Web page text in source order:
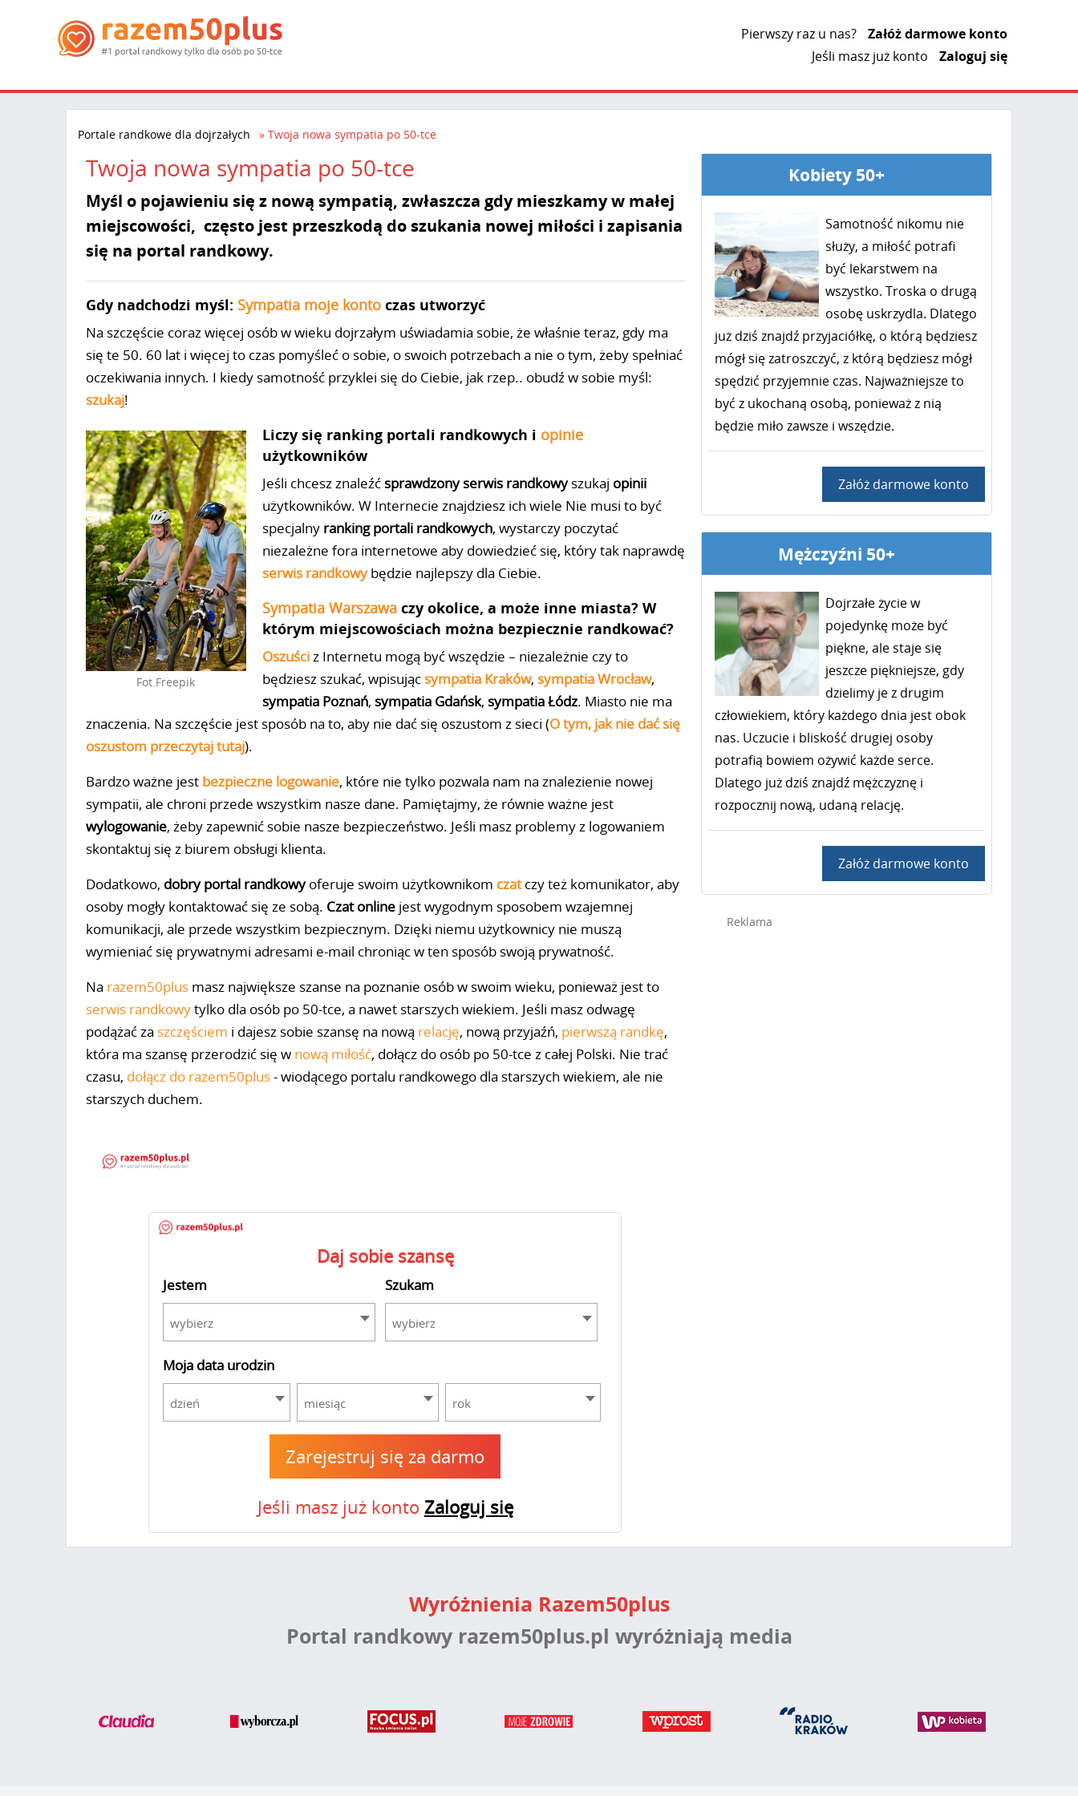
Pierwszy raz u nas?
Załóż darmowe konto
Jeśli masz już konto
Zaloguj się
Portale randkowe dla dojrzałych Twoja nowa sympatia po 50-tce
Twoja nowa sympatia po 50-tce
Myśl o pojawieniu się z nową sympatią, zwłaszcza gdy mieszkamy w małej
miejscowości, często jest przeszkodą do szukania nowej miłości i zapisania
się na portal randkowy.
Gdy nadchodzi myśl: Sympatia moje kontoczas utworzyć
Na szczęście coraz więcej osób w wieku dojrzałym uświadamia sobie, że właśnie teraz, gdy ma
się te 50. 60 lat i więcej to czas pomyśleć o sobie, o swoich potrzebach a nie o tym, żeby spełniać
oczekiwania innych. I kiedy samotność przyklei się do Ciebie, jak rzep.. obudź w sobie myśl:
szukaj!
Fot.Freepik
Liczy się ranking portali randkowych i opinie
użytkowników
Jeśli chcesz znaleźćsprawdzony serwis randkowyszukaj opinii
użytkowników. W Internecie znajdziesz ich wiele Nie musi to być
specjalny ranking portali randkowych, wystarczy poczytać
niezależne fora internetowe aby dowiedzieć się, który tak naprawdę
serwis randkowybędzie najlepszy dla Ciebie.
Sympatia Warszawaczy okolice, a może inne miasta? W
którym miejscowościach można bezpiecznie randkować?
Oszuściz Internetu mogą być wszędzie – niezależnie czy to
będziesz szukać, wpisując sympatia Kraków, sympatia Wrocław,
sympatia Poznań, sympatia Gdańsk, sympatia Łódz. Miasto nie ma
znaczenia. Na szczęście jest sposób na to, aby nie dać się oszustom z sieci (O tym, jak nie dać się
oszustom przeczytaj tutaj).
Bardzo ważne jest bezpieczne logowanie, które nie tylko pozwala nam na znalezienie nowej
sympatii, ale chroni przede wszystkim nasze dane. Pamiętajmy, że równie ważne jest
wylogowanie, żeby zapewnić sobie nasze bezpieczeństwo. Jeśli masz problemy z logowaniem
skontaktuj się z biurem obsługi klienta.
Dodatkowo, dobry portal randkowyoferuje swoim użytkownikom czatczy też komunikator, aby
osoby mogły kontaktować się ze sobą. Czat onlinejest wygodnym sposobem wzajemnej
komunikacji, ale przede wszystkim bezpiecznym. Dzięki niemu użytkownicy nie muszą
wymieniać się prywatnymi adresami e-mail chroniąc w ten sposób swoją prywatność.
Na razem50plusmasz największe szanse na poznanie osób w swoim wieku, ponieważ jest to
serwis randkowytylko dla osób po 50-tce, a nawet starszych wiekiem. Jeśli masz odwagę
podążać za szczęściem i dajesz sobie szansę na nową relację, nową przyjaźń, pierwszą randkę,
która ma szansę przerodzić się w nową miłość, dołącz do osób po 50-tce z całej Polski. Nie trać
czasu, dołącz do razem50plus- wiodącego portalu randkowego dla starszych wiekiem, ale nie
starszych duchem.
Daj sobie szansę
Jestem
wybierz
Szukam
wybierz
Moja data urodzin
dzień miesiąc rok
Zarejestruj się za darmo
Jeśli masz już konto Zaloguj się
Kobiety 50+
Samotność nikomu nie
służy, a miłość potrafi
być lekarstwem na
wszystko. Troska o drugą
osobę uskrzydla. Dlatego
już dziś znajdź przyjaciółkę, o którą będziesz
mógł się zatroszczyć, z którą będziesz mógł
spędzić przyjemnie czas. Najważniejsze to
być z ukochaną osobą, ponieważ z nią
będzie miło zawsze i wszędzie.
Załóż darmowe konto
Mężczyźni 50+
Dojrzałe życie w
pojedynkę może być
piękne, ale staje się
jeszcze piękniejsze, gdy
dzielimy je z drugim
człowiekiem, który każdego dnia jest obok
nas. Uczucie i bliskość drugiej osoby
potrafią bowiem ożywić każde serce.
Dlatego już dziś znajdź mężczyznę i
rozpocznij nową, udaną relację.
Załóż darmowe konto
Reklama
Wyróżnienia Razem50plus
Portal randkowy razem50plus.pl wyróżniają media